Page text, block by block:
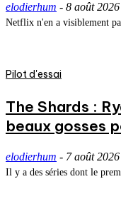
elodierhum - 8 août 2026
Netflix n'en a visiblement
Pilot d'essai
The Shards :
beaux gosses
elodierhum - 7 août 2026
Il y a des séries dont le